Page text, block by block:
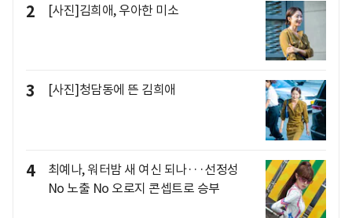
2 [사진]김희애, 우아한 미소
3 [사진]청담동에 뜬 김희애
4
최예나, 워터밤 새 여신 되나···선정성
No 노출 No 오로지 콘셉트로 승부